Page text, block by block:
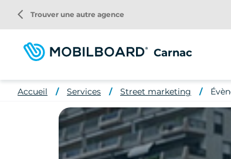
contenu
principal
Carnac
arrow_back_ios Trouver une autre agence
Accueil Services Street marketing